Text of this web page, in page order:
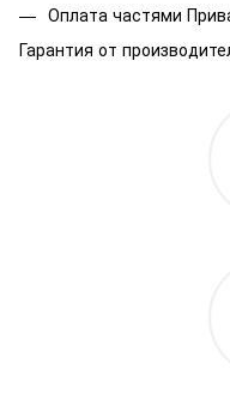
Оплата частями
Гарантия от